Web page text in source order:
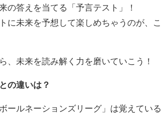
答えを当てる「予言テスト」！
未来を予想して楽しめちゃうのが、こ
未来を読み解く力を磨いていこう！
の違いは？
ールネーションズリーグ」は覚えている